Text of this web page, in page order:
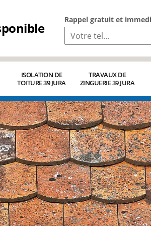
Rappel gratuit et
ISOLATION DE
TOITURE 39 JURA
TRAVAUX DE
ZINGUERIE 39 JURA